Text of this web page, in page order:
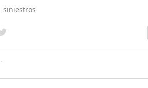
siniestros